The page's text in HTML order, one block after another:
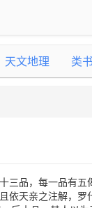
天文地理 类
三品，每一品有五
依天亲之注解，罗